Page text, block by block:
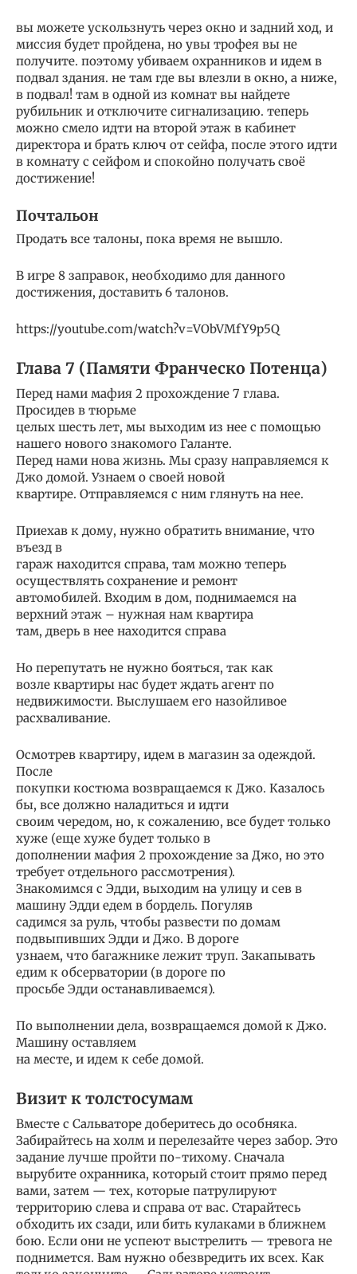
вы можете ускользнуть через окно и задний ход, и
миссия будет пройдена, но увы трофея вы не
получите. поэтому убиваем охранников и идем в
подвал здания. не там где вы влезли в окно, а ниже,
в подвал! там в одной из комнат вы найдете
рубильник и отключите сигнализацию. теперь
можно смело идти на второй этаж в кабинет
директора и брать ключ от сейфа, после этого идти
в комнату с сейфом и спокойно получать своё
достижение!
Почтальон
Продать все талоны, пока время не вышло.
В игре 8 заправок, необходимо для данного
достижения, доставить 6 талонов.
https://youtube.com/watch?v=VObVMfY9p5Q
Глава 7 (Памяти Франческо Потенца)
Перед нами мафия 2 прохождение 7 глава.
Просидев в тюрьме
целых шесть лет, мы выходим из нее с помощью
нашего нового знакомого Галанте.
Перед нами нова жизнь. Мы сразу направляемся к
Джо домой. Узнаем о своей новой
квартире. Отправляемся с ним глянуть на нее.
Приехав к дому, нужно обратить внимание, что
въезд в
гараж находится справа, там можно теперь
осуществлять сохранение и ремонт
автомобилей. Входим в дом, поднимаемся на
верхний этаж – нужная нам квартира
там, дверь в нее находится справа
Но перепутать не нужно бояться, так как
возле квартиры нас будет ждать агент по
недвижимости. Выслушаем его назойливое
расхваливание.
Осмотрев квартиру, идем в магазин за одеждой.
После
покупки костюма возвращаемся к Джо. Казалось
бы, все должно наладиться и идти
своим чередом, но, к сожалению, все будет только
хуже (еще хуже будет только в
дополнении мафия 2 прохождение за Джо, но это
требует отдельного рассмотрения).
Знакомимся с Эдди, выходим на улицу и сев в
машину Эдди едем в бордель. Погуляв
садимся за руль, чтобы развести по домам
подвыпивших Эдди и Джо. В дороге
узнаем, что багажнике лежит труп. Закапывать
едим к обсерватории (в дороге по
просьбе Эдди останавливаемся).
По выполнении дела, возвращаемся домой к Джо.
Машину оставляем
на месте, и идем к себе домой.
Визит к толстосумам
Вместе с Сальваторе доберитесь до особняка.
Забирайтесь на холм и перелезайте через забор. Это
задание лучше пройти по-тихому. Сначала
вырубите охранника, который стоит прямо перед
вами, затем — тех, которые патрулируют
территорию слева и справа от вас. Старайтесь
обходить их сзади, или бить кулаками в ближнем
бою. Если они не успеют выстрелить — тревога не
поднимется. Вам нужно обезвредить их всех. Как